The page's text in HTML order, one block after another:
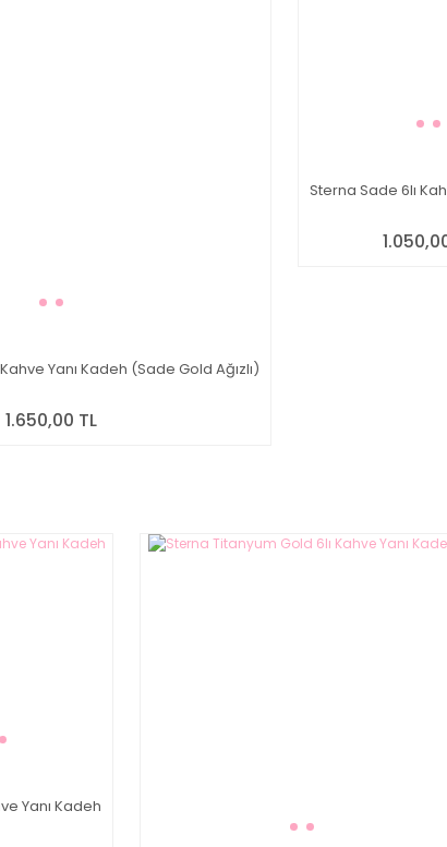
Yanı Kadeh (Sade Gold Ağızlı)
1.650,00 TL
Sterna Sade 6lı
Yanı Kadeh